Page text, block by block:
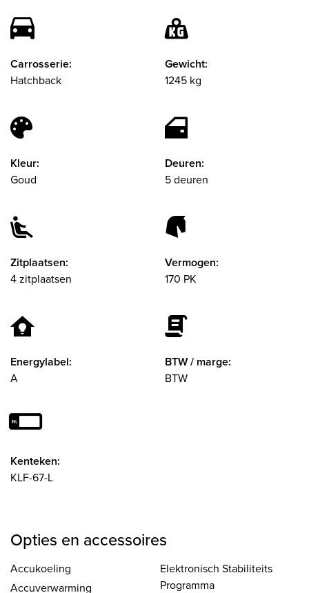
Carrosserie:
Hatchback
Gewicht:
1245 kg
Kleur:
Goud
Deuren:
5 deuren
Zitplaatsen:
4 zitplaatsen
Vermogen:
170 PK
Energylabel:
A
BTW / marge:
BTW
Kenteken:
KLF-67-L
Opties en accessoires
Accukoeling
Accuverwarming
Elektronisch Stabiliteits
Programma